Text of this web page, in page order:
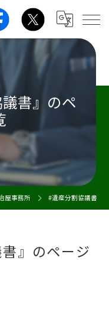
書』のペ
屋事務所 #遺産分割協議書
』のページ